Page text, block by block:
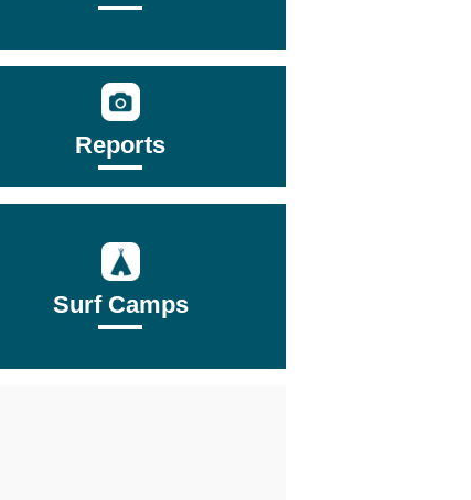
Reports
Surf Camps